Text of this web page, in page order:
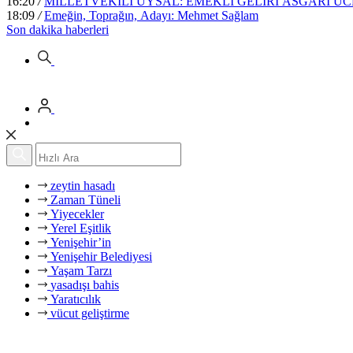
18:09 / Emeğin, Toprağın, Adayı: Mehmet Sağlam
Son dakika haberleri
zeytin hasadı
Zaman Tüneli
Yiyecekler
Yerel Eşitlik
Yenişehir’in
Yenişehir Belediyesi
Yaşam Tarzı
yasadışı bahis
Yaratıcılık
vücut geliştirme